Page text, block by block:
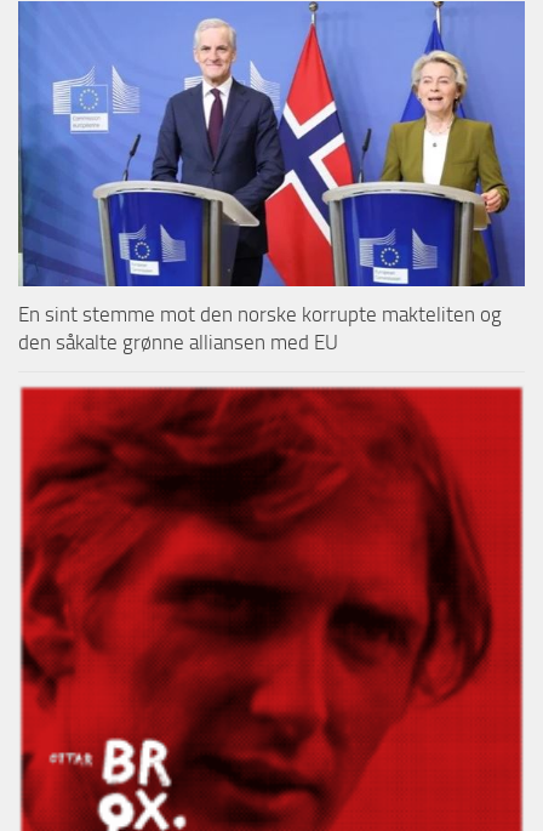
En sint stemme mot den norske korrupte makteliten og
den såkalte grønne alliansen med EU